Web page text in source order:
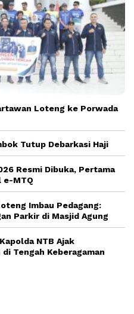
Loteng ke Porwada
Tutup Debarkasi Haji
Resmi Dibuka, Pertama
e-MTQ
Imbau Pedagang:
Parkir di Masjid Agung
NTB Ajak
Tengah Keberagaman